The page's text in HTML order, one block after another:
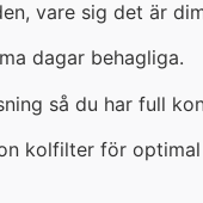
vare sig det är
dagar behagliga.
så du har full
kolfilter för